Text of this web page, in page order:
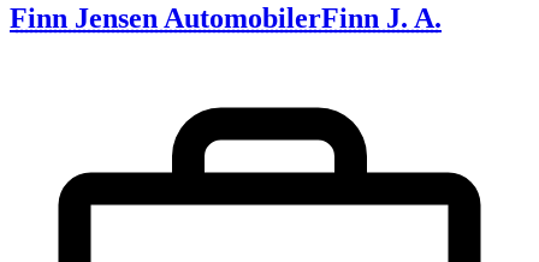
Finn Jensen AutomobilerFinn J. A.